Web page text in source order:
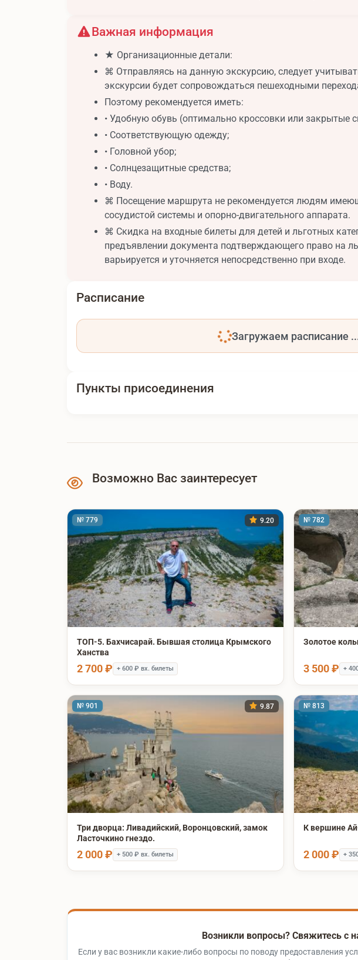
Важная информация
★ Организационные детали:
⌘ Отправляясь на данную экскурсию, следует
экскурсии будет сопровождаться пешеходными
Поэтому рекомендуется иметь:
• Удобную обувь (оптимально кроссовки или закрытые
• Соответствующую одежду;
• Головной убор;
• Солнцезащитные средства;
• Воду.
⌘ Посещение маршрута не рекомендуется людям
сосудистой системы и опорно-двигательного аппарата.
⌘ Скидка на входные билеты для детей и льготных
предъявлении документа подтверждающего право на
варьируется и уточняется непосредственно при входе.
Расписание
Загружаем расписание
Пункты присоединения
Возможно Вас заинтересует
№ 779 9.20
ТОП-5. Бахчисарай. Бывшая столица Крымского
Ханства
2 700 ₽ + 600 ₽ вх. билеты
№ 782
Золотое
3 500 ₽ +
№ 901 9.87
Три дворца: Ливадийский, Воронцовский, замок
Ласточкино гнездо.
2 000 ₽ + 500 ₽ вх. билеты
№ 813
К вершине
2 000 ₽ +
Возникли вопросы? Свяжитесь с
Если у вас возникли какие-либо вопросы по поводу предоставления